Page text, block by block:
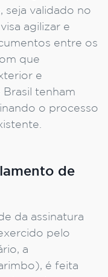
seja validado no
agilizar e
entre os
que
e
tenham
o processo
de
da assinatura
pelo
a
é feita